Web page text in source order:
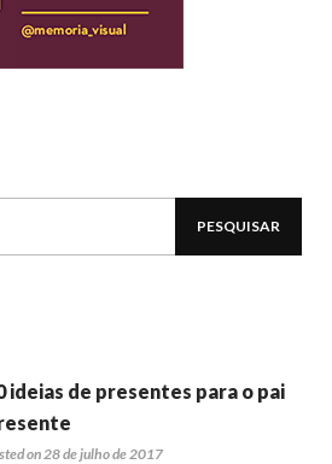
ideias de presentes para o pai
on 28 de julho de 2017